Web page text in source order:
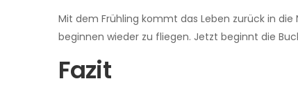
Mit dem Frühling kommt das Leben zurück in
beginnen wieder zu fliegen. Jetzt beginnt die
Fazit